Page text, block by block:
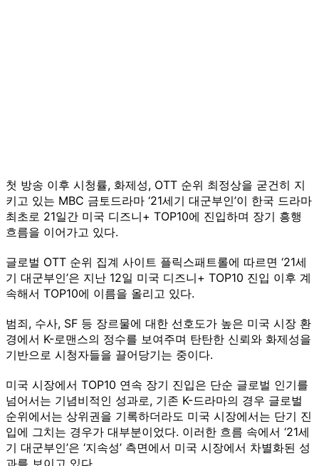
첫 방송 이후 시청률, 화제성, OTT 순위 최정상을 굳건히 지
키고 있는 MBC 금토드라마 ‘21세기 대군부인’이 한국 드라마
최초로 21일간 미국 디즈니+ TOP10에 진입하며 장기 흥행
흐름을 이어가고 있다.
글로벌 OTT 순위 집계 사이트 플릭스패트롤에 따르면 ‘21세
기 대군부인’은 지난 12일 미국 디즈니+ TOP10 진입 이후 계
속해서 TOP10에 이름을 올리고 있다.
범죄, 수사, SF 등 장르물에 대한 선호도가 높은 미국 시장 환
경에서 K-로맨스의 정수를 보여주며 탄탄한 신뢰와 화제성을
기반으로 시청자들을 끌어당기는 중이다.
미국 시장에서 TOP10 연속 장기 진입은 단순 글로벌 인기를
넘어서는 기념비적인 성과로, 기존 K-드라마의 경우 글로벌
순위에서는 상위권을 기록하더라도 미국 시장에서는 단기 진
입에 그치는 경우가 대부분이었다. 이러한 흐름 속에서 ‘21세
기 대군부인’은 ‘지속성’ 측면에서 미국 시장에서 차별화된 성
과를 보이고 있다.